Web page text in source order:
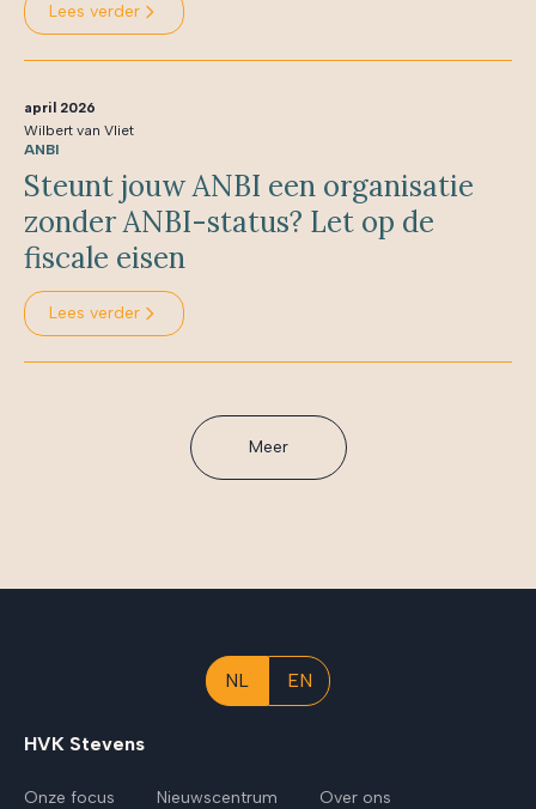
Lees verder
april 2026
Wilbert van Vliet
ANBI
Steunt jouw ANBI een organisatie
zonder ANBI-status? Let op de
fiscale eisen
Lees verder
Meer
NL EN
HVK Stevens
Onze focus Nieuwscentrum Over ons